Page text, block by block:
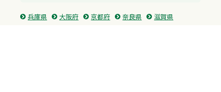
兵庫県 大阪府 京都府 奈良県
滋賀県